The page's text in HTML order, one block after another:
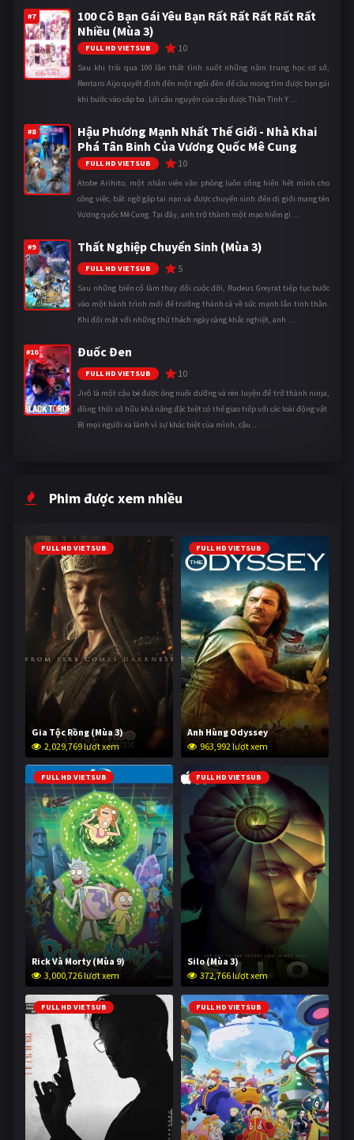
#7
100 Cô Bạn Gái Yêu Bạn Rất Rất Rất Rất Rất
Nhiều (Mùa 3)
FULL HD VIETSUB 10
Sau khi trải qua 100 lần thất tình suốt những năm trung học cơ sở,
Rentaro Aijo quyết định đến một ngôi đền để cầu mong tìm được bạn gái
khi bước vào cấp ba. Lời cầu nguyện của cậu được Thần Tình Y ...
#8
Hậu Phương Mạnh Nhất Thế Giới - Nhà Khai
Phá Tân Binh Của Vương Quốc Mê Cung
FULL HD VIETSUB 10
Atobe Arihito, một nhân viên văn phòng luôn cống hiến hết mình cho
công việc, bất ngờ gặp tai nạn và được chuyển sinh đến dị giới mang tên
Vương quốc Mê Cung. Tại đây, anh trở thành một mạo hiểm gi ...
#9 Thất Nghiệp Chuyển Sinh (Mùa 3)
FULL HD VIETSUB 5
Sau những biến cố làm thay đổi cuộc đời, Rudeus Greyrat tiếp tục bước
vào một hành trình mới để trưởng thành cả về sức mạnh lẫn tinh thần.
Khi đối mặt với những thử thách ngày càng khắc nghiệt, anh ...
#10 Đuốc Đen
FULL HD VIETSUB 10
Jirô là một cậu bé được ông nuôi dưỡng và rèn luyện để trở thành ninja,
đồng thời sở hữu khả năng đặc biệt có thể giao tiếp với các loài động vật.
Bị mọi người xa lánh vì sự khác biệt của mình, cậu ...
Phim được xem nhiều
FULL HD VIETSUB
Gia Tộc Rồng (Mùa 3)
2,029,769 lượt xem
FULL HD VIETSUB
Anh Hùng Odyssey
963,992 lượt xem
FULL HD VIETSUB
Rick Và Morty (Mùa 9)
3,000,726 lượt xem
FULL HD VIETSUB
Silo (Mùa 3)
372,766 lượt xem
FULL HD VIETSUB FULL HD VIETSUB